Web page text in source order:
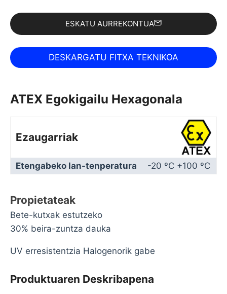
ESKATU AURREKONTUA
ATEX Egokigailu Hexagonala
Ezaugarriak
Etengabeko lan-tenperatura -20 ºC +100 ºC
Propietateak
Bete-kutxak estutzeko
30% beira-zuntza dauka
UV erresistentzia Halogenorik gabe
Produktuaren Deskribapena